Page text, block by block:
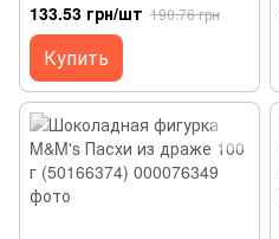
133.53 грн/шт 190.76 грн
Купить